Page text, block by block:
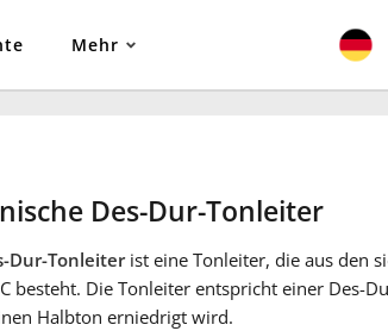
Mehr
Des-Dur-Tonleiter
Dur-Tonleiterist eine Tonleiter, die aus den
C besteht. Die Tonleiter entspricht einer Des-
Halbton erniedrigt wird.